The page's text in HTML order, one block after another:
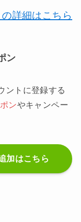
詳細はこちら
ン
ントに登録する
ンやキャンペー
加はこちら